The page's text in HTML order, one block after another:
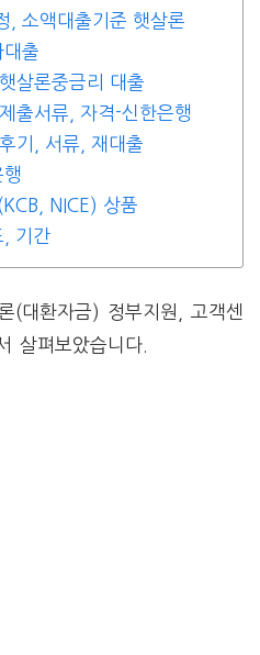
, 소액대출기준 햇살론
출
살론중금리 대출
출서류, 자격-신한은행
기, 서류, 재대출
행
NICE) 상품
, 기간
(대환자금) 정부지원, 고객센
살펴보았습니다.